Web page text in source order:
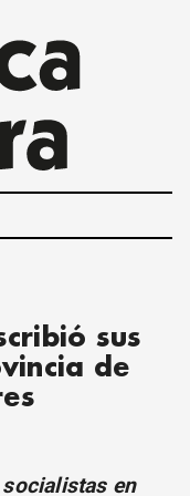
sus
de
en